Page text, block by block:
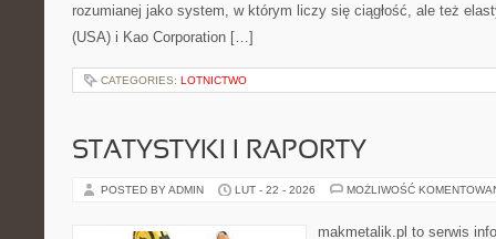
rozumianej jako system, w którym liczy się ciągłość, ale też
(USA) i Kao Corporation […]
CATEGORIES: LOTNICTWO
STATYSTYKI I RAPORTY
POSTED BY ADMIN LUT - 22 - 2026 MOŻLIWOŚĆ
makmetalik.pl to serwis